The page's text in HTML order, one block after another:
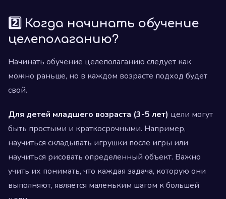
2️⃣ Когда начинать обучение
целеполаганию?
Начинать обучение целеполаганию следует как
можно раньше, но в каждом возрасте подход будет
свой.
Для детей младшего возраста (3-5 лет) цели могут
быть простыми и краткосрочными. Например,
научиться складывать игрушки после игры или
научиться рисовать определенный объект. Важно
учить их понимать, что каждая задача, которую они
выполняют, является маленьким шагом к большей